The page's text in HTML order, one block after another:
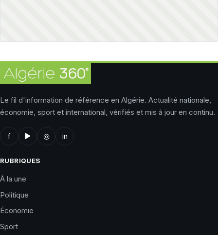
Le fil d'information de référence en Algérie. Actualité nationale,
économie, sport et international, vérifiés et mis à jour en continu.
f ▶ ◎ in
RUBRIQUES
À la une
Politique
Économie
Sport